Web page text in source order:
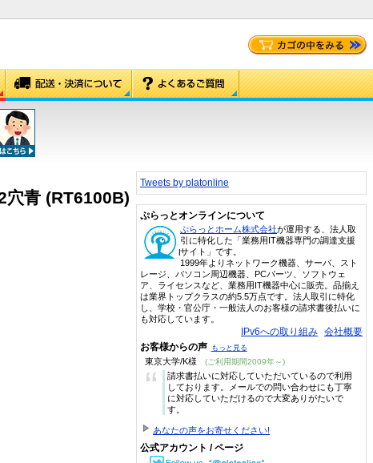
青 (RT6100B)
Tweets by platonline
ぷらっとオンラインについて
ぷらっとホーム株式会社が運用する、法人取
引に特化した「業務用IT機器専門の調達支援
サイト」です。
1999年よりネットワーク機器、サーバ、スト
レージ、パソコン周辺機器、PCパーツ、ソフトウェ
ア、ライセンスなど、業務用IT機器中心に販売。品揃え
は業界トップクラスの約5.5万点です。法人取引に特化
し、学校・官公庁・一般法人のお客様の請求書後払いに
も対応しています。
IPv6への取り組み 会社概要
お客様からの声 もっと見る
東京大学/K様 (ご利用期間2009年～)
“
請求書払いに対応していただいているので利用
しております。メールでの問い合わせにも丁寧
に対応していただけるので大変ありがたいで
す。
あなたの声をお寄せください!
公式アカウント / ページ